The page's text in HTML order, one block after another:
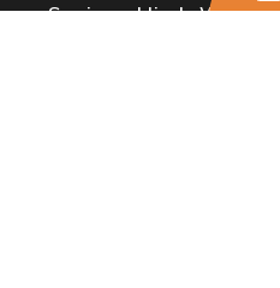
Service public de Wallonie